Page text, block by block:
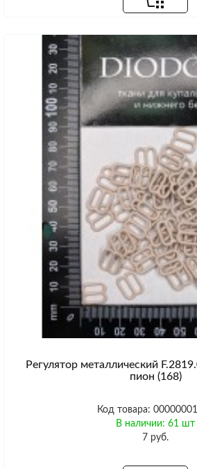
Регулятор металлический
пион (168)
Код товара:
В наличии: 61 шт
7 руб.